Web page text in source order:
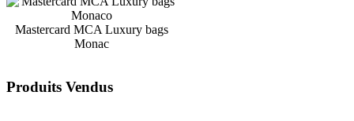
Mastercard MCA Luxury bags
Monac
Produits Vendus